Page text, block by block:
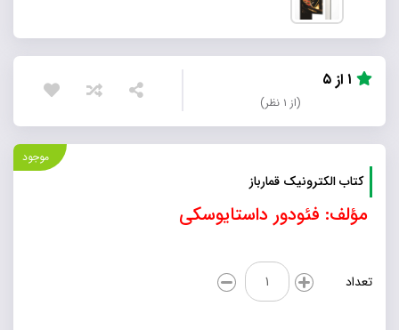
(از ۱ نظر)
موجود
کتاب الکترونیک قمارباز
مؤلف: فئودور داستایوسکی
تعداد
کتاب
الکترونیک
قمارباز